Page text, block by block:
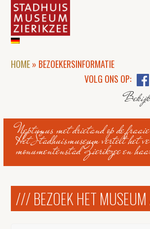
HOME» BEZOEKERSINFORMATIE
VOLG ONS OP:
Neptunus met drietand op de
Het Stadhuismuseum vertelt het
monumentenstad Zierikzee en
/// BEZOEK HET